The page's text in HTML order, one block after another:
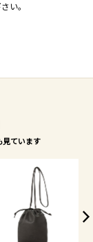
い。
見ています